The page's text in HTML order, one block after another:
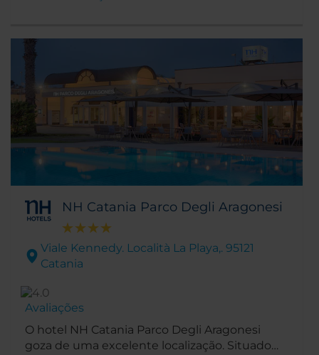
NH Catania Parco Degli Aragonesi
Viale Kennedy. Località La Playa,. 95121
Catania
Avaliações
O hotel NH Catania Parco Degli Aragonesi
goza de uma excelente localização. Situado